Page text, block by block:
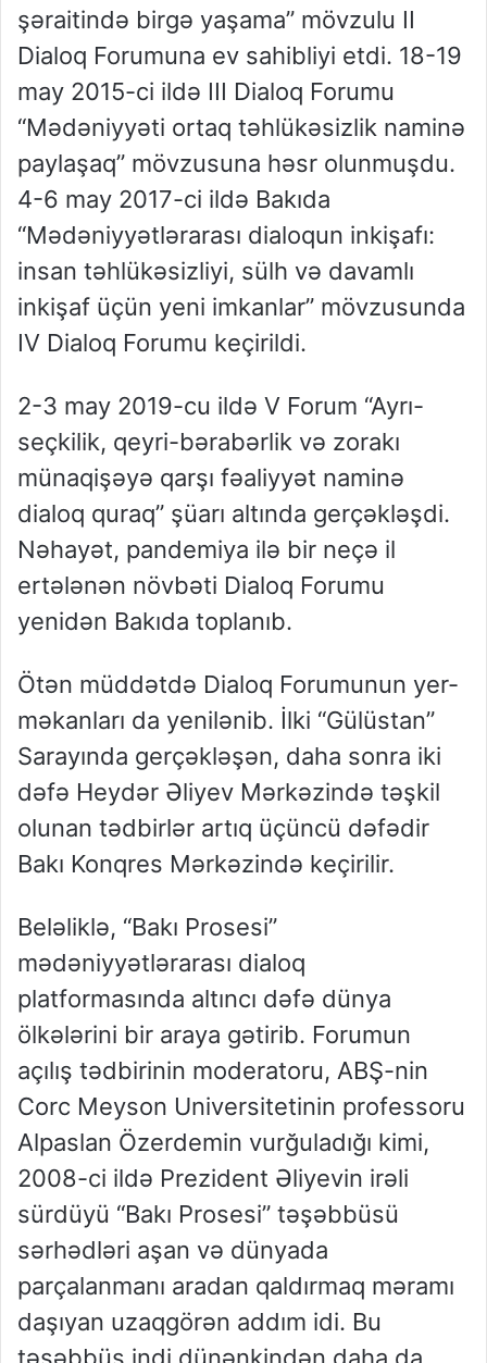
şəraitində birgə yaşama” mövzulu II
Dialoq Forumuna ev sahibliyi etdi. 18-19
may 2015-ci ildə III Dialoq Forumu
“Mədəniyyəti ortaq təhlükəsizlik naminə
paylaşaq” mövzusuna həsr olunmuşdu.
4-6 may 2017-ci ildə Bakıda
“Mədəniyyətlərarası dialoqun inkişafı:
insan təhlükəsizliyi, sülh və davamlı
inkişaf üçün yeni imkanlar” mövzusunda
IV Dialoq Forumu keçirildi.
2-3 may 2019-cu ildə V Forum “Ayrı-
seçkilik, qeyri-bərabərlik və zorakı
münaqişəyə qarşı fəaliyyət naminə
dialoq quraq” şüarı altında gerçəkləşdi.
Nəhayət, pandemiya ilə bir neçə il
ertələnən növbəti Dialoq Forumu
yenidən Bakıda toplanıb.
Ötən müddətdə Dialoq Forumunun yer-
məkanları da yenilənib. İlki “Gülüstan”
Sarayında gerçəkləşən, daha sonra iki
dəfə Heydər Əliyev Mərkəzində təşkil
olunan tədbirlər artıq üçüncü dəfədir
Bakı Konqres Mərkəzində keçirilir.
Beləliklə, “Bakı Prosesi”
mədəniyyətlərarası dialoq
platformasında altıncı dəfə dünya
ölkələrini bir araya gətirib. Forumun
açılış tədbirinin moderatoru, ABŞ-nin
Corc Meyson Universitetinin professoru
Alpaslan Özerdemin vurğuladığı kimi,
2008-ci ildə Prezident Əliyevin irəli
sürdüyü “Bakı Prosesi” təşəbbüsü
sərhədləri aşan və dünyada
parçalanmanı aradan qaldırmaq məramı
daşıyan uzaqgörən addım idi. Bu